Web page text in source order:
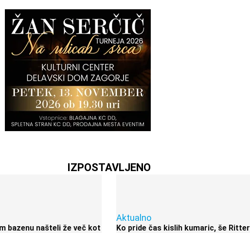
IZPOSTAVLJENO
bazenu našteli že več kot
Aktualno
Ko pride čas kislih kumaric, še Ritter